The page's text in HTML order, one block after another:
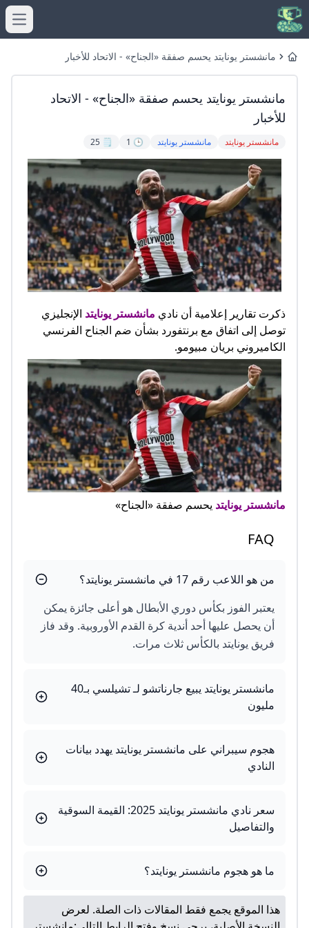
Homeمانشستر يونايتد يحسم صفقة «الجناح» - الاتحاد للأخبار
مانشستر يونايتد يحسم صفقة «الجناح» - الاتحاد
للأخبار
مانشستر يونايتد مانشستر يونايتد 🕒 1
🗒️ 25
ذكرت تقارير إعلامية أن نادي مانشستر يونايتد الإنجليزي
توصل إلى اتفاق مع برنتفورد بشأن ضم الجناح الفرنسي
الكاميروني بريان مبيومو.
مانشستر يونايتد يحسم صفقة «الجناح»
FAQ
من هو اللاعب رقم 17 في مانشستر يونايتد؟
يعتبر الفوز بكأس دوري الأبطال هو أعلى جائزة يمكن
أن يحصل عليها أحد أندية كرة القدم الأوروبية. وقد فاز
فريق يونايتد بالكأس ثلاث مرات.
مانشستر يونايتد يبيع جارناتشو لـ تشيلسي بـ40
مليون
هجوم سيبراني على مانشستر يونايتد يهدد بيانات
النادي
سعر نادي مانشستر يونايتد 2025: القيمة السوقية
والتفاصيل
ما هو هجوم مانشستر يونايتد؟
هذا الموقع يجمع فقط المقالات ذات الصلة. لعرض